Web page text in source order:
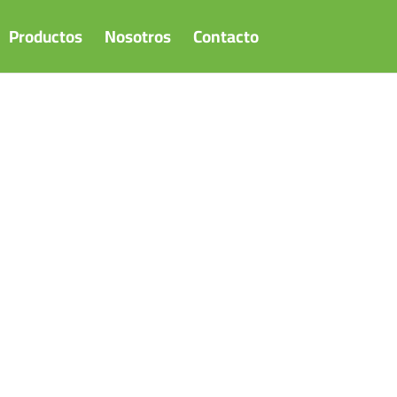
Productos Nosotros Contacto